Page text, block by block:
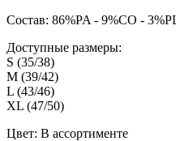
Состав: 86%PA - 9%CO -
Доступные размеры:
S (35/38)
M (39/42)
L (43/46)
XL (47/50)
Цвет: В ассортименте